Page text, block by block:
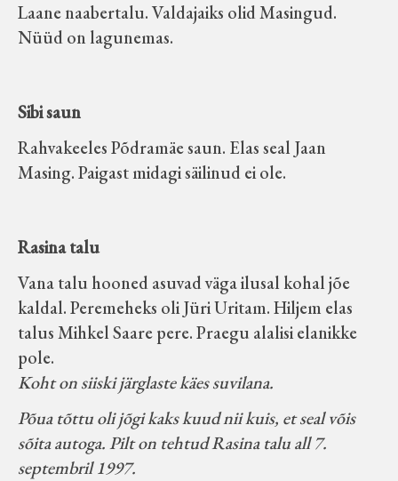
Laane naabertalu. Valdajaiks olid Masingud.
Nüüd on lagunemas.
Sibi saun
Rahvakeeles Põdramäe saun. Elas seal Jaan
Masing. Paigast midagi säilinud ei ole.
Rasina talu
Vana talu hooned asuvad väga ilusal kohal jõe
kaldal. Peremeheks oli Jüri Uritam. Hiljem elas
talus Mihkel Saare pere. Praegu alalisi elanikke
pole.
Koht on siiski järglaste käes suvilana.
Põua tõttu oli jõgi kaks kuud nii kuis, et seal võis
sõita autoga. Pilt on tehtud Rasina talu all 7.
septembril 1997.